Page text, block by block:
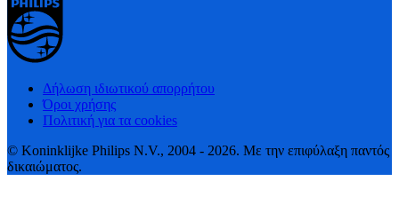
Δήλωση ιδιωτικού απορρήτου
Όροι χρήσης
Πολιτική για τα cookies
© Koninklijke Philips N.V., 2004 - 2026. Με την επιφύλαξη παντός
δικαιώματος.